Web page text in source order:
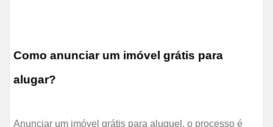
Como anunciar um imóvel grátis para
alugar?
Anunciar um imóvel grátis para aluguel, o processo é